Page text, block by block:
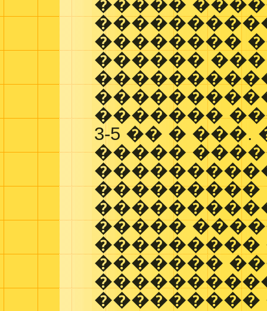
�����
��������
������
�������
3-5 �� �
�����
���������
�����
���������
�������
���������